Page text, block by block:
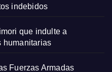
indebidos
que indulte a
humanitarias
Fuerzas Armadas